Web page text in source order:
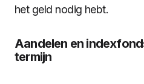
het geld nodig hebt.
Aandelen en
termijn